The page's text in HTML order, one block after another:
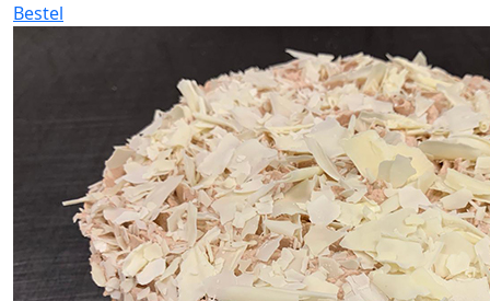
Bestel